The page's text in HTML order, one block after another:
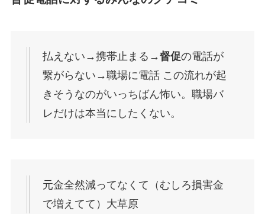
払えない→携帯止まる→督促の電話が
繋がらない→職場に電話 この流れが起
きそうなのがいっちばん怖い。職場バ
レだけは本当にしたくない。
元金全然減ってなくて（むしろ損害金
で増えてて）大草原